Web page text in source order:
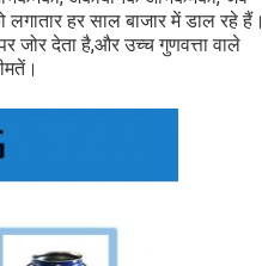
हर साल बाजार में डाल रहे हैं।
जोर देता है,और उच्च गुणवत्ता वाले